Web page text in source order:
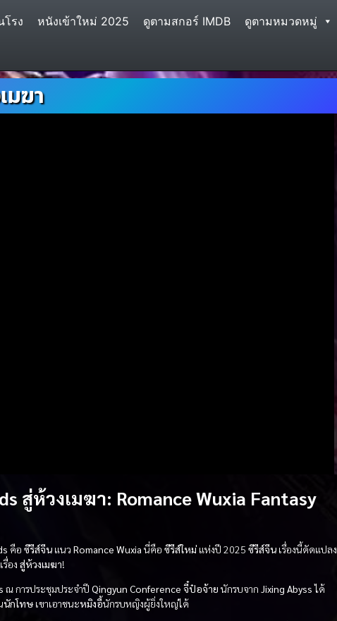
รง หนังเข้าใหม่ 2025 ดูตามสกอร์ IMDB
ดูตามหมวดหมู่
มฆา
สู่ห้วงเมฆา: RomanceWuxia Fantasy
คือ ซีรีส์จีนแนว Romance Wuxia นี่คือ ซีรีส์ใหม่แห่งปี 2025 ซีรีส์จีนเรื่องนี้ดัดแปลง
เรื่อง สู่ห้วงเมฆา!
ณ การประชุมประจำปี Qingyun Conference จี๋ป๋อจ้าย นักรบจาก Jixing Abyssได้
นักโทษเขาเอาชนะหมิงอี้นักรบหญิงผู้ยิ่งใหญ่ได้